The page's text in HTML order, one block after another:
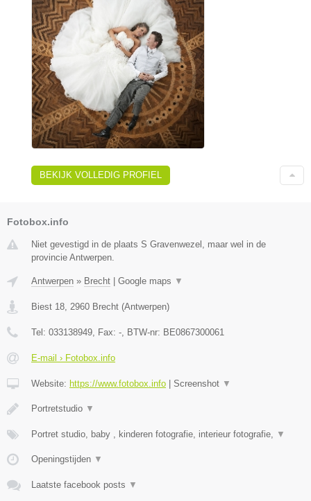
BEKIJK VOLLEDIG PROFIEL
Fotobox.info
Niet gevestigd in de plaats S Gravenwezel, maar wel in de
provincie Antwerpen.
Antwerpen » Brecht Google maps ▼
Biest 18, 2960 Brecht (Antwerpen)
Tel: 033138949, Fax: -, BTW-nr: BE0867300061
E-mail › Fotobox.info
Website: https://www.fotobox.info Screenshot ▼
Portretstudio ▼
Portret studio, baby , kinderen fotografie, interieur fotografie, ▼
Openingstijden ▼
Laatste facebook posts ▼